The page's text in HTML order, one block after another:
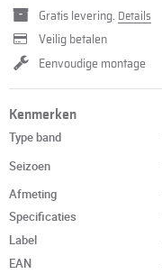
Gratis levering. Details
Veilig betalen
Eenvoudige montage
Kenmerken
Type band
Seizoen
Afmeting
Specificaties
Label
EAN